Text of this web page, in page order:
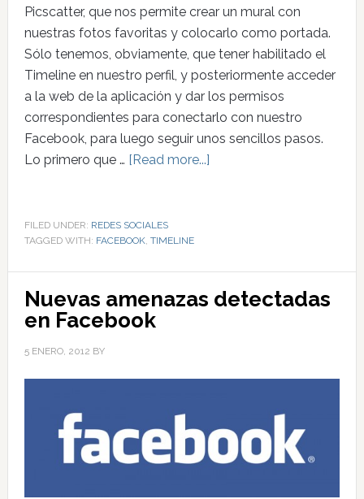
Picscatter, que nos permite crear un mural con
nuestras fotos favoritas y colocarlo como portada.
Sólo tenemos, obviamente, que tener habilitado el
Timeline en nuestro perfil, y posteriormente acceder
a la web de la aplicación y dar los permisos
correspondientes para conectarlo con nuestro
Facebook, para luego seguir unos sencillos pasos.
Lo primero que … [Read more...]
FILED UNDER: REDES SOCIALES
TAGGED WITH: FACEBOOK, TIMELINE
Nuevas amenazas detectadas
en Facebook
5 ENERO, 2012 BY